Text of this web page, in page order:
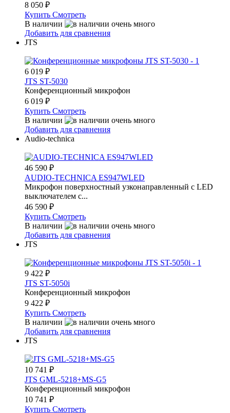
8 050 ₽
Купить Смотреть
В наличии
Добавить для сравнения
JTS
6 019 ₽
JTS ST-5030
Конференционный микрофон
6 019 ₽
Купить Смотреть
В наличии
Добавить для сравнения
Audio-technica
46 590 ₽
AUDIO-TECHNICA ES947WLED
Микрофон поверхностный узконаправленный с LED
выключателем с...
46 590 ₽
Купить Смотреть
В наличии
Добавить для сравнения
JTS
9 422 ₽
JTS ST-5050i
Конференционный микрофон
9 422 ₽
Купить Смотреть
В наличии
Добавить для сравнения
JTS
10 741 ₽
JTS GML-5218+MS-G5
Конференционный микрофон
10 741 ₽
Купить Смотреть